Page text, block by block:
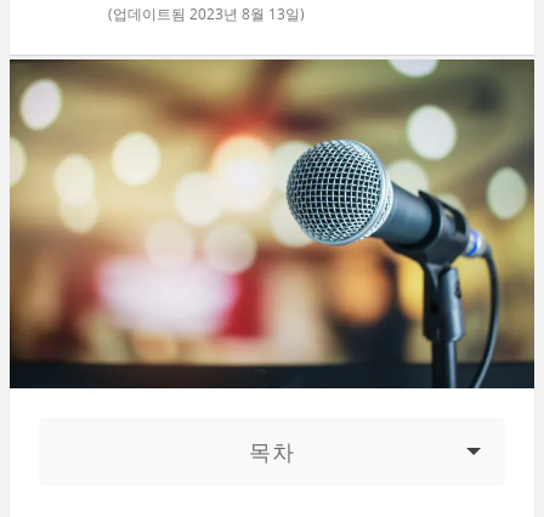
(업데이트됨 2023년 8월 13일)
목차